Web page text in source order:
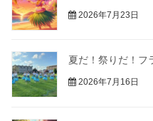
2026年7月23日
夏だ！祭りだ！フ
2026年7月16日